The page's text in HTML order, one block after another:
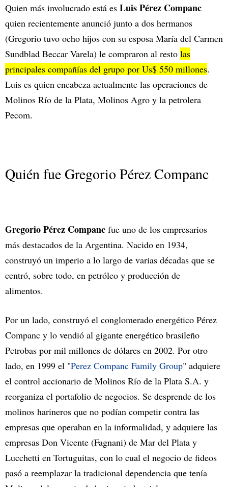
Quien más involucrado está es Luis Pérez Companc
quien recientemente anunció junto a dos hermanos
(Gregorio tuvo ocho hijos con su esposa María del Carmen
Sundblad Beccar Varela) le compraron al resto las
principales compañías del grupo por Us$ 550 millones.
Luis es quien encabeza actualmente las operaciones de
Molinos Río de la Plata, Molinos Agro y la petrolera
Pecom.
Quién fue Gregorio Pérez Companc
Gregorio Pérez Companc fue uno de los empresarios
más destacados de la Argentina. Nacido en 1934,
construyó un imperio a lo largo de varias décadas que se
centró, sobre todo, en petróleo y producción de
alimentos.
Por un lado, construyó el conglomerado energético Pérez
Companc y lo vendió al gigante energético brasileño
Petrobas por mil millones de dólares en 2002. Por otro
lado, en 1999 el "Perez Companc Family Group" adquiere
el control accionario de Molinos Río de la Plata S.A. y
reorganiza el portafolio de negocios. Se desprende de los
molinos harineros que no podían competir contra las
empresas que operaban en la informalidad, y adquiere las
empresas Don Vicente (Fagnani) de Mar del Plata y
Lucchetti en Tortuguitas, con lo cual el negocio de fideos
pasó a reemplazar la tradicional dependencia que tenía